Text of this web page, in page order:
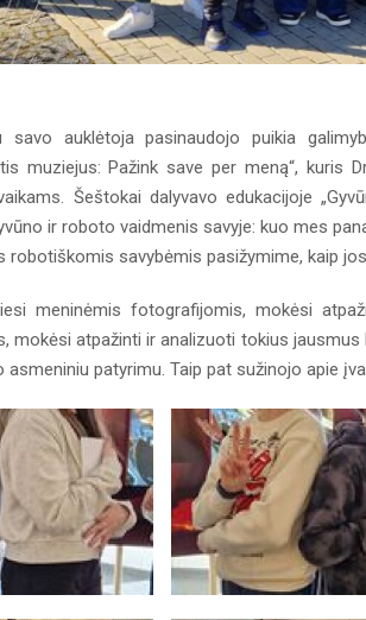
auklėtoja pasinaudojo puikia
muziejus: Pažink save per meną“, kuris
Šeštokai dalyvavo edukacijoje
ir roboto vaidmenis savyje: kuo mes
robotiškomis savybėmis pasižymime, kaip
meninėmis fotografijomis, mokėsi
mokėsi atpažinti ir analizuoti tokius jausmus
asmeniniu patyrimu. Taip pat sužinojo apie